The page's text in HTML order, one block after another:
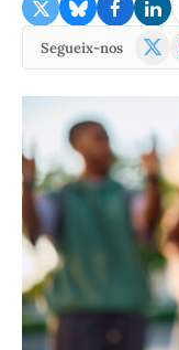
Segueix-nos
X